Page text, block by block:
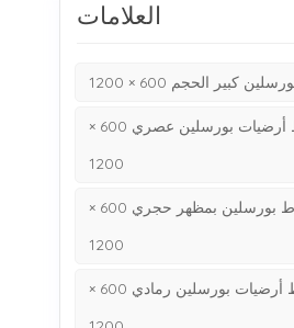
العلامات
كبير الحجم 600 × 1200
بلاط أرضيات بورسلين عصري 600 ×
1200
بلاط بورسلين بمظهر حجري 600 ×
1200
بلاط أرضيات بورسلين رمادي 600 ×